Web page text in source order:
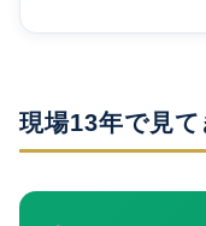
現場13年で見